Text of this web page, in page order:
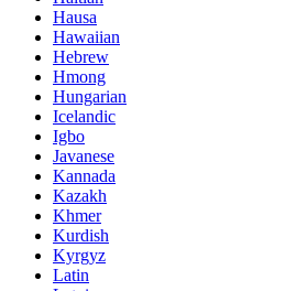
Hausa
Hawaiian
Hebrew
Hmong
Hungarian
Icelandic
Igbo
Javanese
Kannada
Kazakh
Khmer
Kurdish
Kyrgyz
Latin